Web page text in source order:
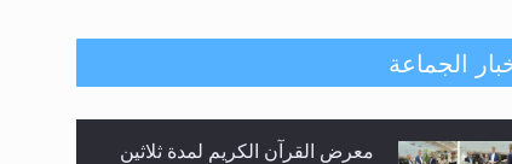
الجماعة
معرض القرآن الكريم لمدة ثلاثين